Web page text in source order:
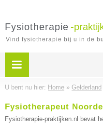
Fysiotherapie -
Vind fysiotherapie bij u in de
U bent nu hier: Home » Gelderland
Fysiotherapeut
Fysiotherapie-praktijken.nl bevat